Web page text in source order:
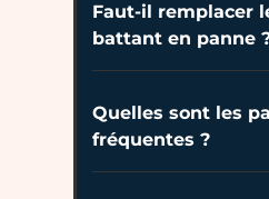
Faut-il remplacer
battant en panne
Quelles sont les
fréquentes ?